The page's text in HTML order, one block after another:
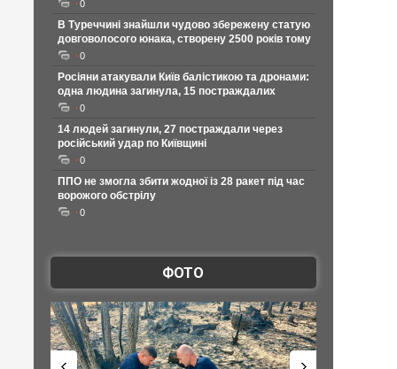
0
В Туреччині знайшли чудово збережену статую
довговолосого юнака, створену 2500 років тому
0
Росіяни атакували Київ балістикою та дронами:
одна людина загинула, 15 постраждалих
0
14 людей загинули, 27 постраждали через
російський удар по Київщині
0
ППО не змогла збити жодної із 28 ракет під час
ворожого обстрілу
0
ФОТО